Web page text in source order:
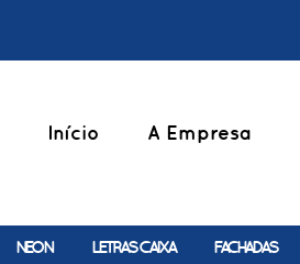
Início A Empresa
FACHADAS
LETRAS CAIXA
NEON